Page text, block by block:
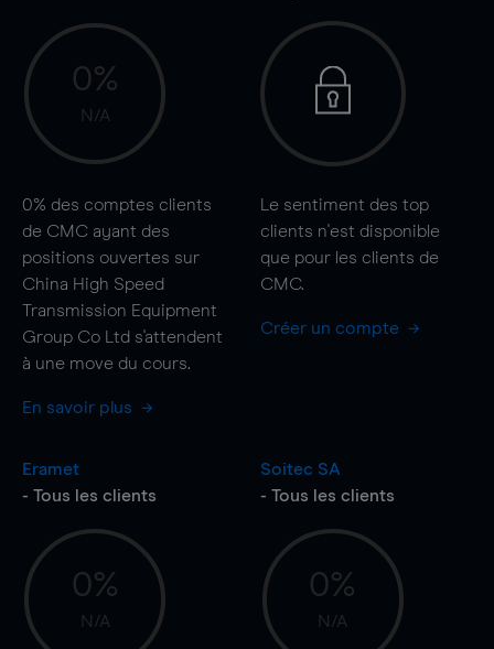
0%
N/A
0% des comptes clients
de CMC ayant des
positions ouvertes sur
China High Speed
Transmission Equipment
Group Co Ltd s'attendent
à une move du cours.
En savoir plus
Le sentiment des top
clients n'est disponible
que pour les clients de
CMC.
Créer un compte
Eramet
- Tous les clients
0%
N/A
Soitec SA
- Tous les clients
0%
N/A